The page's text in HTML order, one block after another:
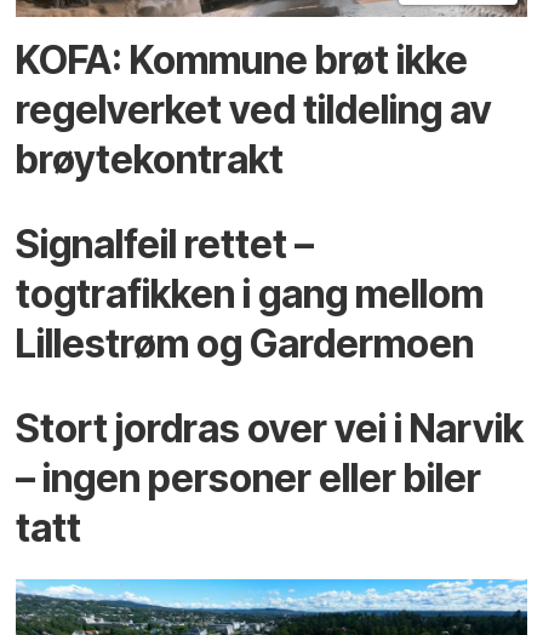
KOFA: Kommune brøt ikke
regelverket ved tildeling av
brøytekontrakt
Signalfeil rettet –
togtrafikken i gang mellom
Lillestrøm og Gardermoen
Stort jordras over vei i Narvik
– ingen personer eller biler
tatt